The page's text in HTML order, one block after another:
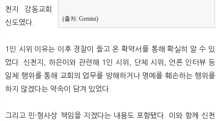
(출처: Gemini)
천지 강동교회
신도였다.
1인 시위 이유는 이후 경찰이 들고 온 확약서를 통해 확실히 알 수 있
었다. 신천지, 하은이와 관련해 1인 시위, 단체 시위, 언론 인터뷰 등
일체 행위를 통해 교회의 업무를 방해하거나 명예를 훼손하는 행위를
하지 않겠다는 약속이 담겨 있었다.
그리고 민·형사상 책임을 지겠다는 내용도 포함됐다. 이와 함께 신천